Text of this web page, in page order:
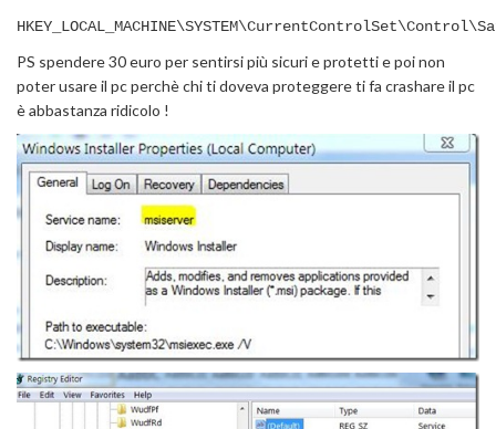
PS spendere 30 euro per sentirsi più sicuri e protetti e poi non
poter usare il pc perchè chi ti doveva proteggere ti fa crashare il pc
è abbastanza ridicolo !